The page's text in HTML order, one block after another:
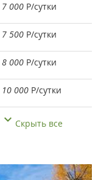
7 000 Р/сутки
7 500 Р/сутки
8 000 Р/сутки
10 000 Р/сутки
Скрыть все